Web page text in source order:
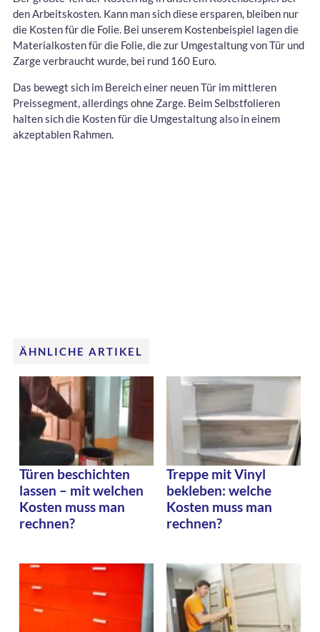
den Arbeitskosten. Kann man sich diese ersparen, bleiben nur
die Kosten für die Folie. Bei unserem Kostenbeispiel lagen die
Materialkosten für die Folie, die zur Umgestaltung von Tür und
Zarge verbraucht wurde, bei rund 160 Euro.
Das bewegt sich im Bereich einer neuen Tür im mittleren
Preissegment, allerdings ohne Zarge. Beim Selbstfolieren
halten sich die Kosten für die Umgestaltung also in einem
akzeptablen Rahmen.
ÄHNLICHE ARTIKEL
Türen beschichten
lassen – mit welchen
Kosten muss man
rechnen?
Treppe mit Vinyl
bekleben: welche
Kosten muss man
rechnen?